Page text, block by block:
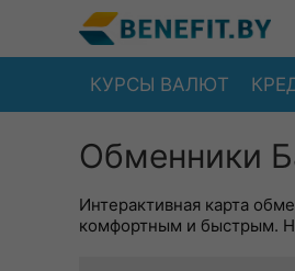
КУРСЫ ВАЛЮТ
Обменники
Интерактивная карта
комфортным и быстрым.